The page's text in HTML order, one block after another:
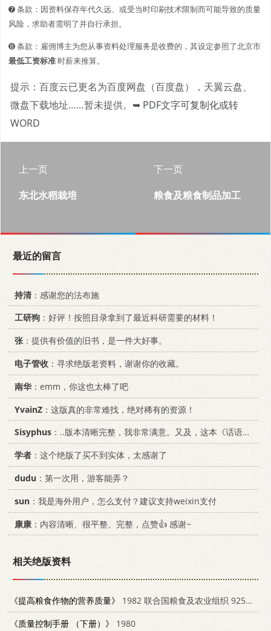
➐ 条款：因资料保存年代久远、或受当时印刷技术限制而可能导致的质量
风险，求助者需明了并自行承担。
➑ 条款：雇佣博主为您从事资料处理服务是收费的，其设定参照了北京市
最低工资标准时薪来推算。
提示：百度云已更名为百度网盘（百度盘），天翼云盘、
微盘下载地址……暂未提供。 ➥ PDF文字可复制化或转
WORD
上一页
东北水稻栽培
下一页
粮食及粮食制品加工
最近的留言
持清：感谢您的法布施
工研狗 ：好评！按照目录拿到了最近科研需要的材料！
张：提供有价值的旧书，是一件大好事。
电子管收 ：寻求绝版老资料，谢谢你的收藏。
南华：emm，你这也太棒了吧
YvainZ ：这版真的非常难找，绝对稀有的资源！
Sisyphus ：..版本清晰完整，我非常满意。又及，这本《话语的真相》...
学者 ：这个绝版了买不到实体，太感谢了
dudu ：第一次用，游客能弄？
sun：我是海外用户，怎么支付？建议支持weixin支付
康康 ：内容清晰、很平整、完整，点赞👍 感谢~
相关绝版资料
《提高粮食作物的营养质量》
1982 联合国粮食及农业组织 9259011664
《质量控制手册 （下册）》
1980